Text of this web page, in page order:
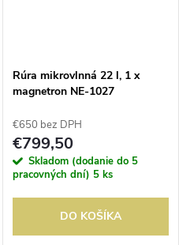
Rúra mikrovlnná 22 l, 1 x
magnetron NE-1027
€650 bez DPH
€799,50
Skladom (dodanie do 5
pracovných dní) 5 ks
DO KOŠÍKA